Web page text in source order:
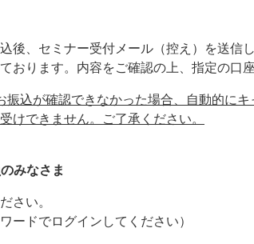
後、セミナー受付メール（控え）を送信
おります。内容をご確認の上、指定の口
込が確認できなかった場合、自動的に
けできません。ご了承ください。
みなさま
さい。
ードでログインしてください）